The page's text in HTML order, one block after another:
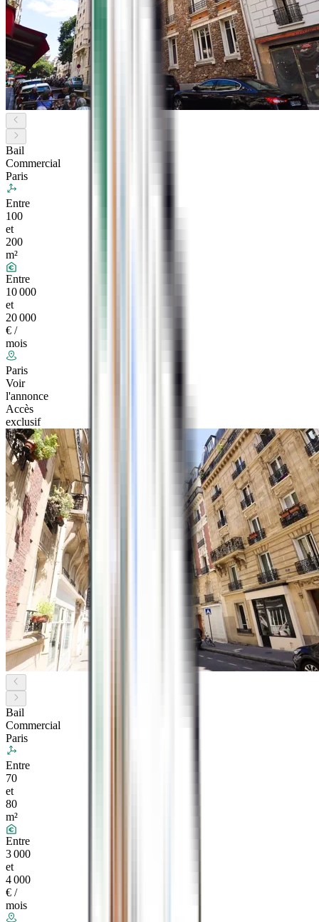
Bail
Commercial
Paris
Entre
100
et
200
m²
Entre
10 000
et
20 000
€ /
mois
Paris
Voir
l'annonce
Accès
exclusif
Bail
Commercial
Paris
Entre
70
et
80
m²
Entre
3 000
et
4 000
€ /
mois